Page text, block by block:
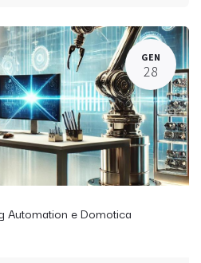
GEN
28
Automation e Domotica